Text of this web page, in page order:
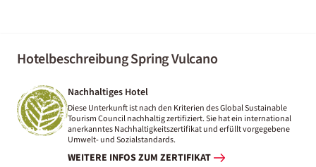
Hotelbeschreibung Spring Vulcano
Nachhaltiges Hotel
Diese Unterkunft ist nach den Kriterien des Global Sustainable
Tourism Council nachhaltig zertifiziert. Sie hat ein international
anerkanntes Nachhaltigkeitszertifikat und erfüllt vorgegebene
Umwelt- und Sozialstandards.
WEITERE INFOS ZUM ZERTIFIKAT